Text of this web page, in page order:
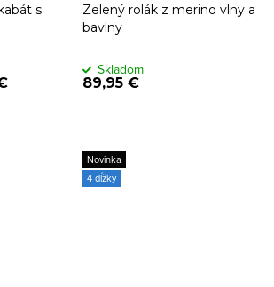
s
Zelený rolák z merino vlny a
bavlny
89,95 €
Skladom
Novinka
4 dĺžky